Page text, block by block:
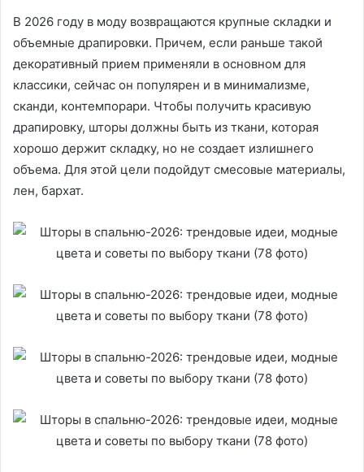
В 2026 году в моду возвращаются крупные складки и
объемные драпировки. Причем, если раньше такой
декоративный прием применяли в основном для
классики, сейчас он популярен и в минимализме,
сканди, контемпорари. Чтобы получить красивую
драпировку, шторы должны быть из ткани, которая
хорошо держит складку, но не создает излишнего
объема. Для этой цели подойдут смесовые материалы,
лен, бархат.